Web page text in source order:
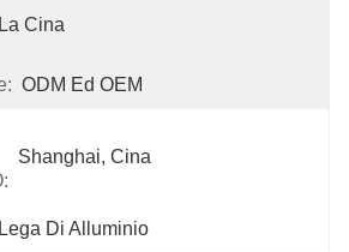
La Cina
ODM Ed OEM
Shanghai, Cina
Lega Di Alluminio